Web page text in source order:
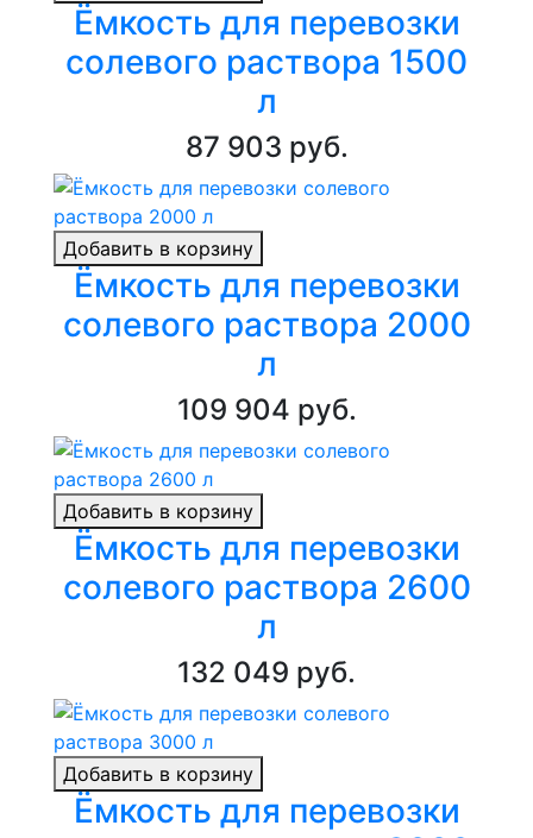
Ёмкость для перевозки
солевого раствора 1500
л
87 903 руб.
Добавить в корзину
Ёмкость для перевозки
солевого раствора 2000
л
109 904 руб.
Добавить в корзину
Ёмкость для перевозки
солевого раствора 2600
л
132 049 руб.
Добавить в корзину
Ёмкость для перевозки